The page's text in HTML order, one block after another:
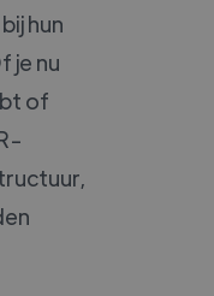
hun
je nu
of